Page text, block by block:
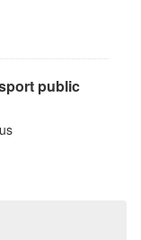
public